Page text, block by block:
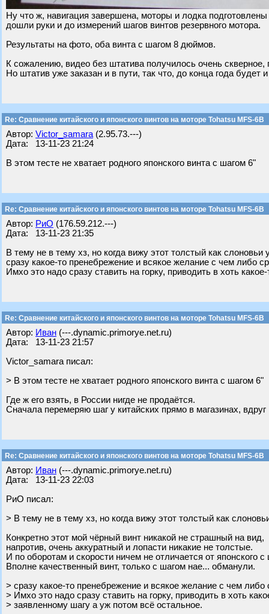
Ну что ж, навигация завершена, моторы и лодка подготовлены
дошли руки и до измерений шагов винтов резервного мотора.
Результаты на фото, оба винта с шагом 8 дюймов.
К сожалению, видео без штатива получилось очень
Но штатив уже заказан и в пути, так что, до конца года будет
Re: Сравнение китайского и японского винтов на моторе Tohatsu MFS-6B
Автор: Victor_samara (2.95.73.---)
Дата: 13-11-23 21:24
В этом тесте не хватает родного японского винта с шагом 6"
Re: Сравнение китайского и японского винтов на моторе Tohatsu MFS-6B
Автор: РиО (176.59.212.---)
Дата: 13-11-23 21:35
В тему не в тему хз, но когда вижу этот толстый как слоновьи
сразу какое-то пренебрежение и всякое желание с чем либо
Имхо это надо сразу ставить на горку, приводить в хоть
Re: Сравнение китайского и японского винтов на моторе Tohatsu MFS-6B
Автор: Иван (---.dynamic.primorye.net.ru)
Дата: 13-11-23 21:57
Victor_samara писал:
> В этом тесте не хватает родного японского винта с шагом 6"
Где ж его взять, в России нигде не продаётся.
Сначала перемеряю шаг у китайских прямо в магазинах,
Re: Сравнение китайского и японского винтов на моторе Tohatsu MFS-6B
Автор: Иван (---.dynamic.primorye.net.ru)
Дата: 13-11-23 22:03
РиО писал:
> В тему не в тему хз, но когда вижу этот толстый как
Конкретно этот мой чёрный винт никакой не страшный на вид,
напротив, очень аккуратный и лопасти никакие не толстые.
И по оборотам и скорости ничем не отличается от японского с
Вполне качественный винт, только с шагом нае... обманули.
> сразу какое-то пренебрежение и всякое желание с чем либо
> Имхо это надо сразу ставить на горку, приводить в хоть
> заявленному шагу а уж потом всё остальное.